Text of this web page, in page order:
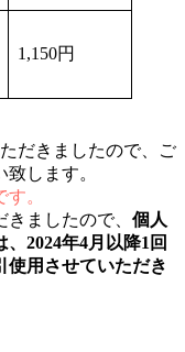
1,150円
だきましたので、ご
します。
。
ましたので、 個人
2024年4月以降1回
使用させていただき